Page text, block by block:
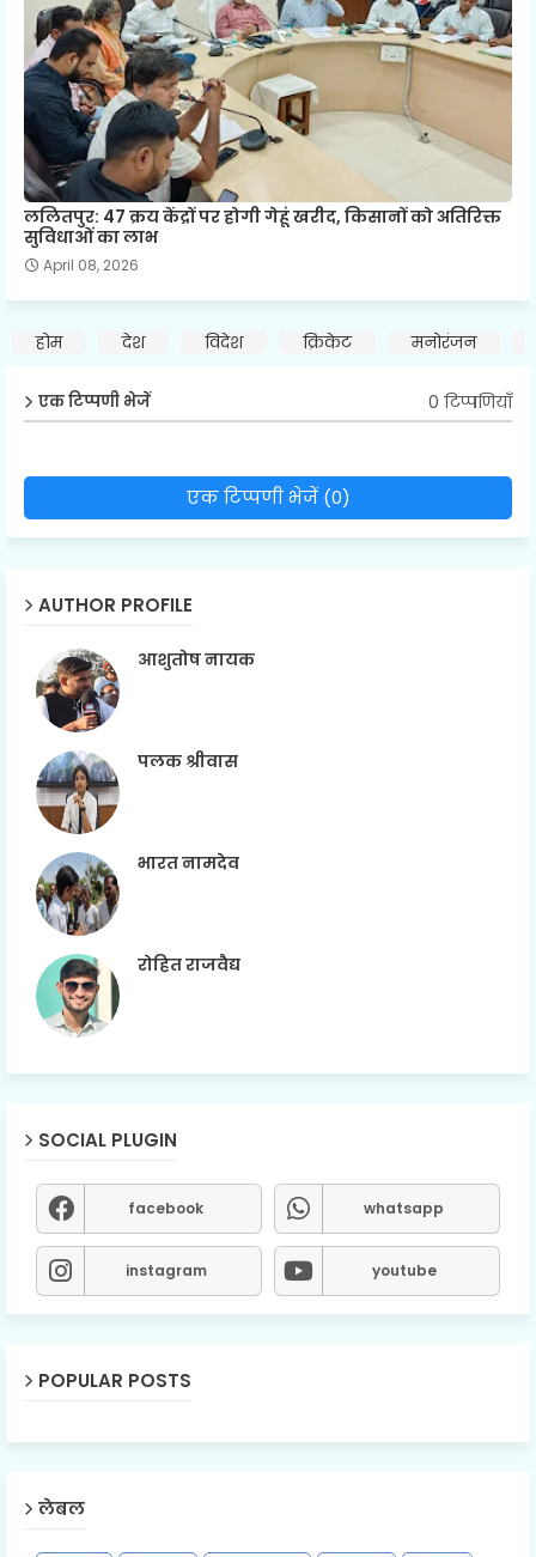
ललितपुर: 47 क्रय केंद्रों पर होगी गेहूं खरीद, किसानों को अतिरिक्त
सुविधाओं का लाभ
April 08, 2026
होम देश विदेश क्रिकेट मनोरंजन
एक टिप्पणी भेजें 0 टिप्पणियाँ
एक टिप्पणी भेजें (0)
AUTHOR PROFILE
आशुतोष नायक
पलक श्रीवास
भारत नामदेव
रोहित राजवैद्य
SOCIAL PLUGIN
facebook whatsapp
instagram youtube
POPULAR POSTS
लेबल